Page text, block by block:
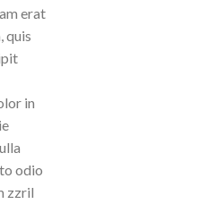
erat
quis
in
odio
zzril